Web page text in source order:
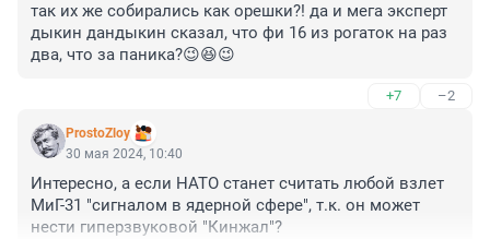
так их же собирались как орешки?! да и мега эксперт
дыкин дандыкин сказал, что фи 16 из рогаток на раз
два, что за паника?😉😆😉
+7 –2
ProstoZloy
30 мая 2024, 10:40
Интересно, а если НАТО станет считать любой взлет
МиГ-31 "сигналом в ядерной сфере", т.к. он может
нести гиперзвуковой "Кинжал"?